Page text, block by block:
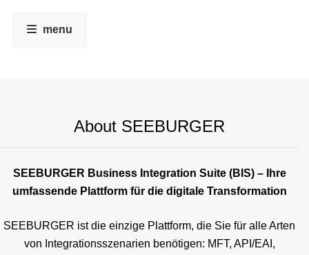
menu
About SEEBURGER
SEEBURGER Business Integration Suite (BIS) – Ihre
umfassende Plattform für die digitale Transformation
SEEBURGER ist die einzige Plattform, die Sie für alle Arten
von Integrationsszenarien benötigen: MFT, API/EAI,